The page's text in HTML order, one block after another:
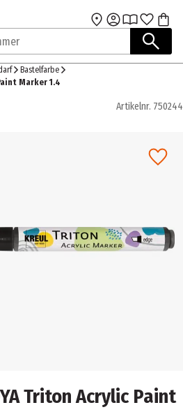
Zum Hauptinhalt
Bastelfarbe
Marker 1.4
Artikelnr. 750244
Triton Acrylic Paint